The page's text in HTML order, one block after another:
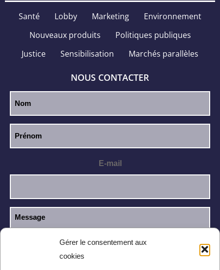
Gérer le consentement aux
cookies
Santé Lobby Marketing
Environnement
Nouveaux produits
Politiques publiques
Justice
Sensibilisation Marchés parallèles
NOUS CONTACTER
E-mail
J’ai lu et j’accepte la